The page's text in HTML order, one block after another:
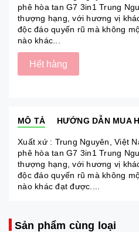
phê hòa tan G7 3in1 Trung
thượng hạng, với hương vị
độc đáo quyến rũ mà không
nào khác...
Hết hàng
MÔ TẢ HƯỚNG DẪN MUA
Xuất xứ : Trung Nguyên, Việt
phê hòa tan G7 3in1 Trung
thượng hạng, với hương vị
độc đáo quyến rũ mà không
nào khác đạt được....
Sản phẩm cùng loại